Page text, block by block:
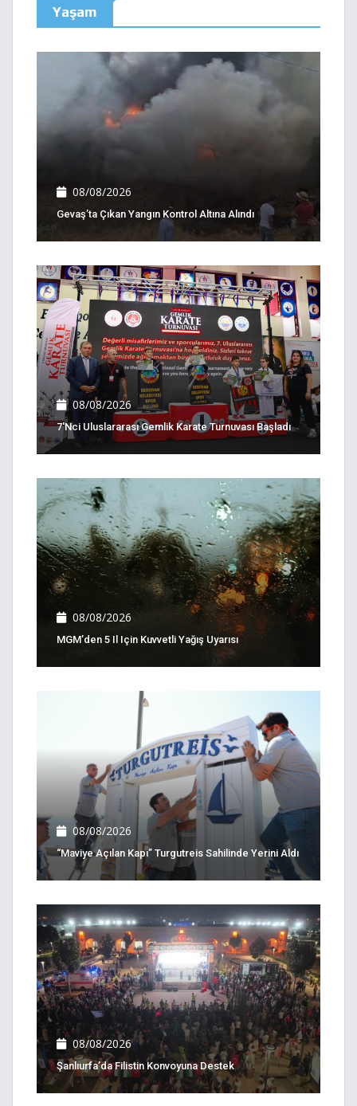
Yaşam
08/08/2026
Gevaş’ta Çıkan Yangın Kontrol Altına Alındı
08/08/2026
7'nci Uluslararası Gemlik Karate Turnuvası Başladı
08/08/2026
MGM’den 5 Il Için Kuvvetli Yağış Uyarısı
08/08/2026
“Maviye Açılan Kapı” Turgutreis Sahilinde Yerini Aldı
08/08/2026
Şanlıurfa’da Filistin Konvoyuna Destek